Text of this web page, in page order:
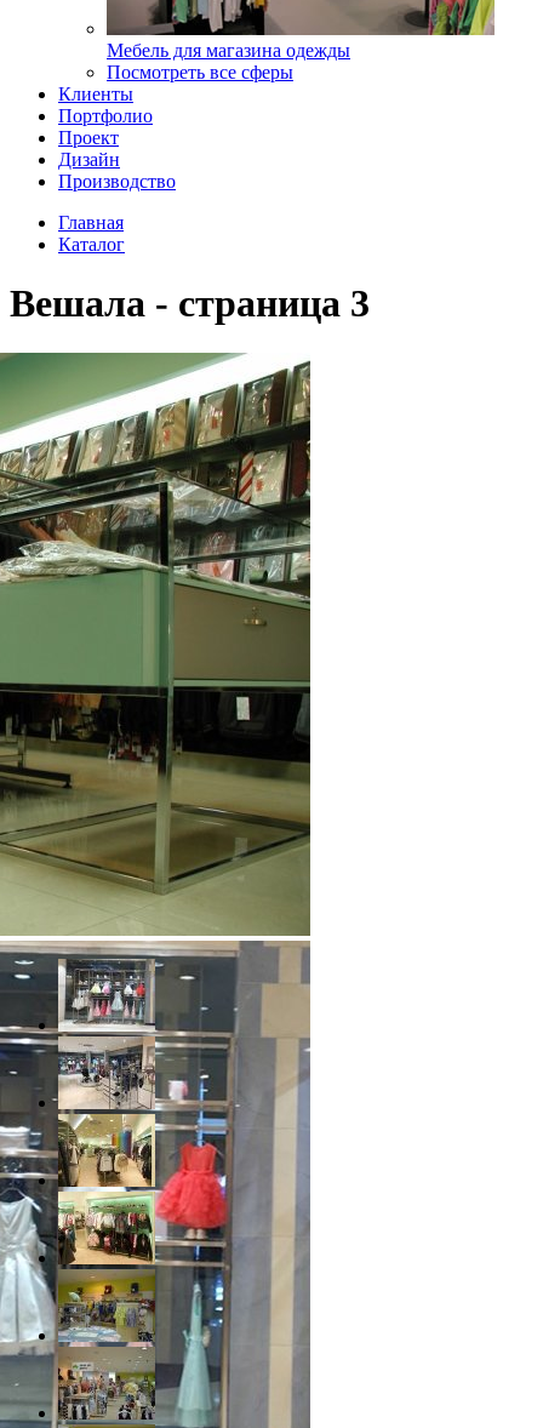
Мебель для магазина одежды
Посмотреть все сферы
Клиенты
Портфолио
Проект
Дизайн
Производство
Главная
Каталог
Вешала - страница 3